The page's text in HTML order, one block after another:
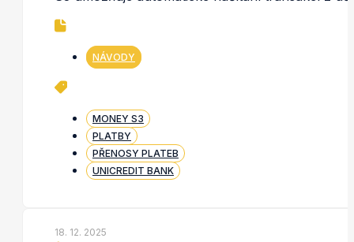
NÁVODY
MONEY S3
PLATBY
PŘENOSY PLATEB
UNICREDIT BANK
18. 12. 2025